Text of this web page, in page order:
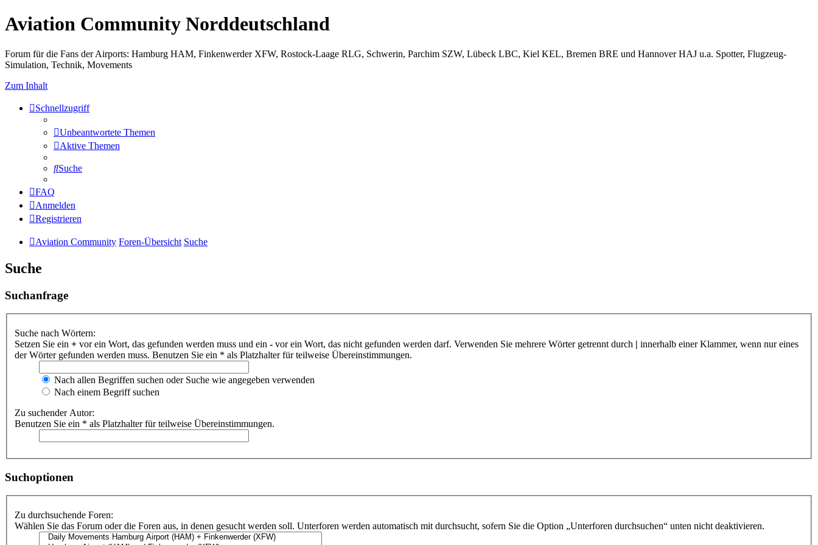
Aviation Community Norddeutschland
Forum für die Fans der Airports: Hamburg HAM, Finkenwerder XFW, Rostock-Laage RLG, Schwerin, Parchim SZW, Lübeck LBC, Kiel KEL, Bremen BRE und Hannover HAJ u.a. Spotter, Flugzeug-
Simulation, Technik, Movements
Zum Inhalt
Schnellzugriff
Unbeantwortete Themen
Aktive Themen
Suche
FAQ
Anmelden
Registrieren
Aviation Community Foren-Übersicht Suche
Suche
Suchanfrage
Suche nach Wörtern:
Setzen Sie ein + vor ein Wort, das gefunden werden muss und ein - vor ein Wort, das nicht gefunden werden darf. Verwenden Sie mehrere Wörter getrennt durch | innerhalb einer Klammer, wenn nur eines
der Wörter gefunden werden muss. Benutzen Sie ein * als Platzhalter für teilweise Übereinstimmungen.
Nach allen Begriffen suchen oder Suche wie angegeben verwenden
Nach einem Begriff suchen
Zu suchender Autor:
Benutzen Sie ein * als Platzhalter für teilweise Übereinstimmungen.
Suchoptionen
Zu durchsuchende Foren:
Wählen Sie das Forum oder die Foren aus, in denen gesucht werden soll. Unterforen werden automatisch mit durchsucht, sofern Sie die Option „Unterforen durchsuchen“ unten nicht deaktivieren.